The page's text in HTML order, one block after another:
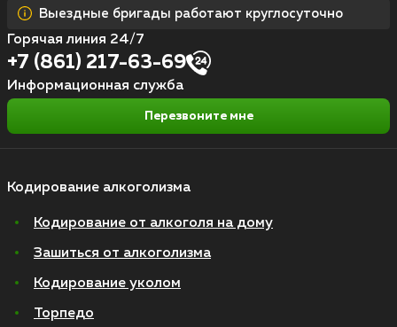
Кодирование алкоголизма
Кодирование от алкоголя на дому
Зашиться от алкоголизма
Кодирование уколом
Торпедо
Выездные бригады работают круглосуточно
Горячая линия 24/7
+7 (861) 217-63-69
Информационная служба
Перезвоните мне